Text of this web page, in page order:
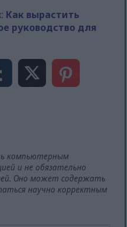
Как вырастить
руководство для
компьютерным
и не обязательно
Оно может содержать
научно корректным